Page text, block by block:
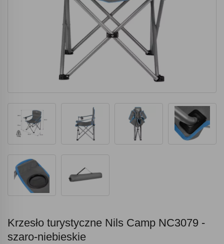
Krzesło turystyczne Nils Camp NC3079 -
szaro-niebieskie